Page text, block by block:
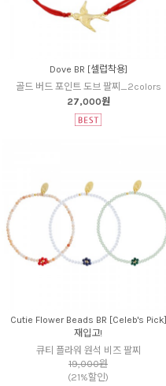
Dove BR [셀럽착용]
골드 버드 포인트 도브 팔찌_2colors
27,000원
Cutie Flower Beads BR [Celeb's Pick]
재입고!
큐티 플라워 원석 비즈 팔찌
19,000원
(21%할인)